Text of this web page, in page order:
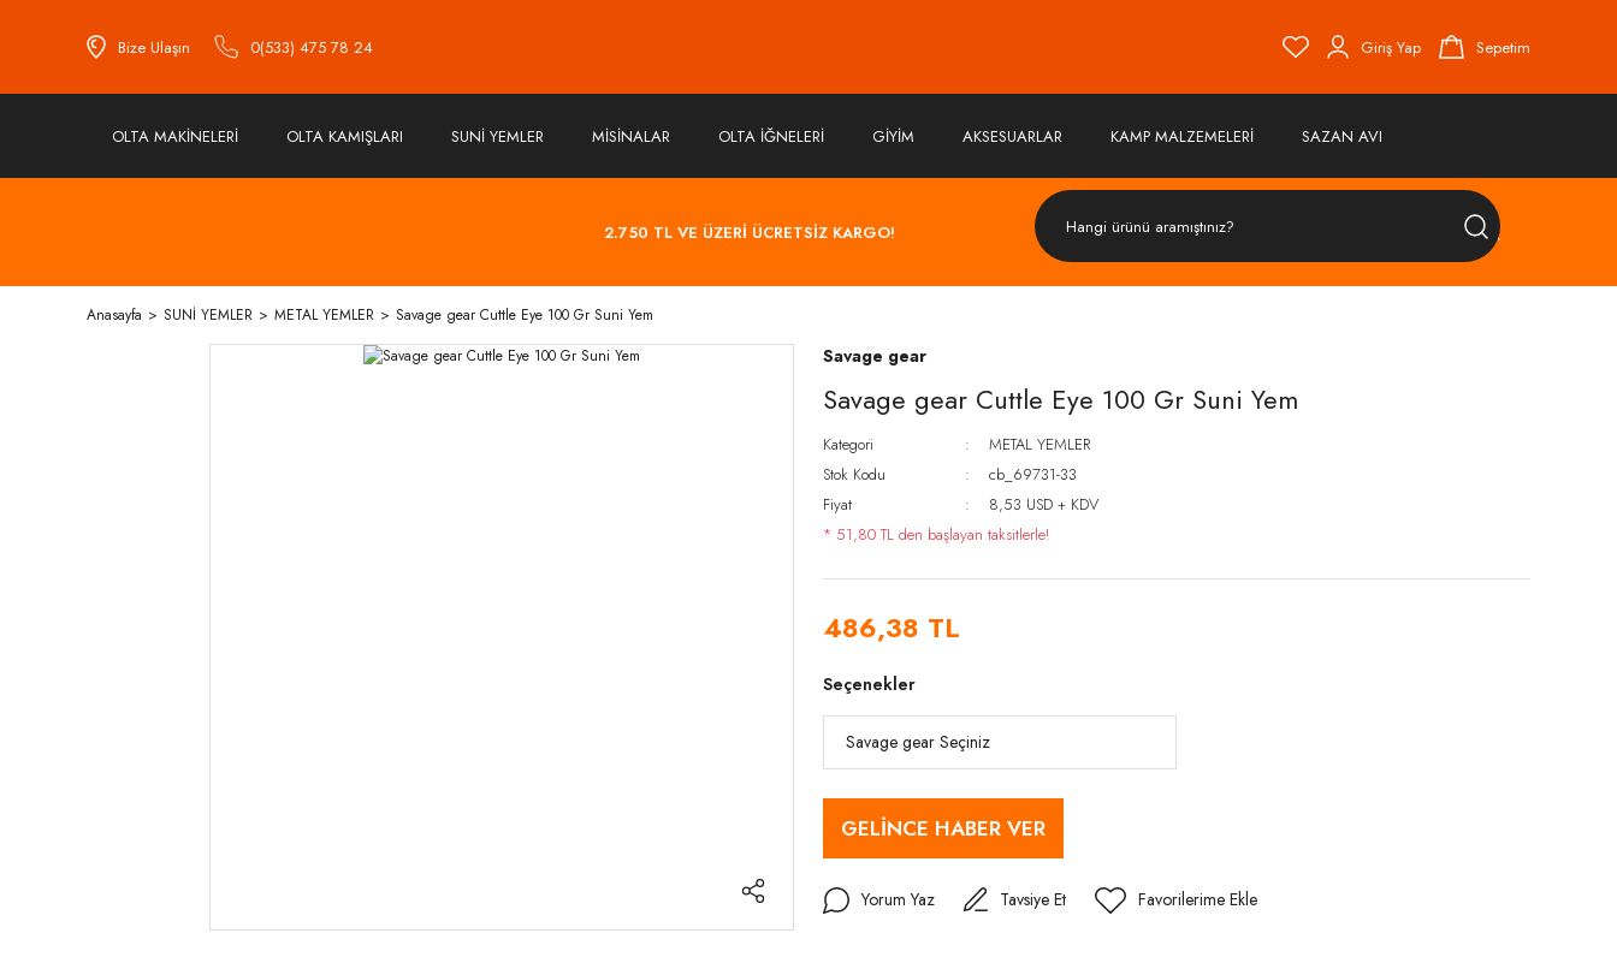
Bize Ulaşın 0(533) 475 78 24 Giriş Yap Sepetim
OLTA MAKİNELERİ OLTA KAMIŞLARI SUNİ YEMLER MİSİNALAR OLTA İĞNELERİ GİYİM AKSESUARLAR KAMP MALZEMELERİ SAZAN AVI
2.750 TL VE ÜZERİ ÜCRETSİZ KARGO!
ÜRÜN
Anasayfa SUNİ YEMLER METAL YEMLER Savage gear Cuttle Eye 100 Gr Suni Yem
Savage gear
Savage gear Cuttle Eye 100 Gr Suni Yem
Kategori
METAL YEMLER
Stok Kodu
cb_69731-33
Fiyat
8,53 USD + KDV
* 51,80 TL den başlayan taksitlerle!
486,38 TL
Seçenekler
GELİNCE HABER VER
Yorum Yaz Tavsiye Et